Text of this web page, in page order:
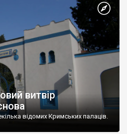
витвір
відомих Кримських палаців.